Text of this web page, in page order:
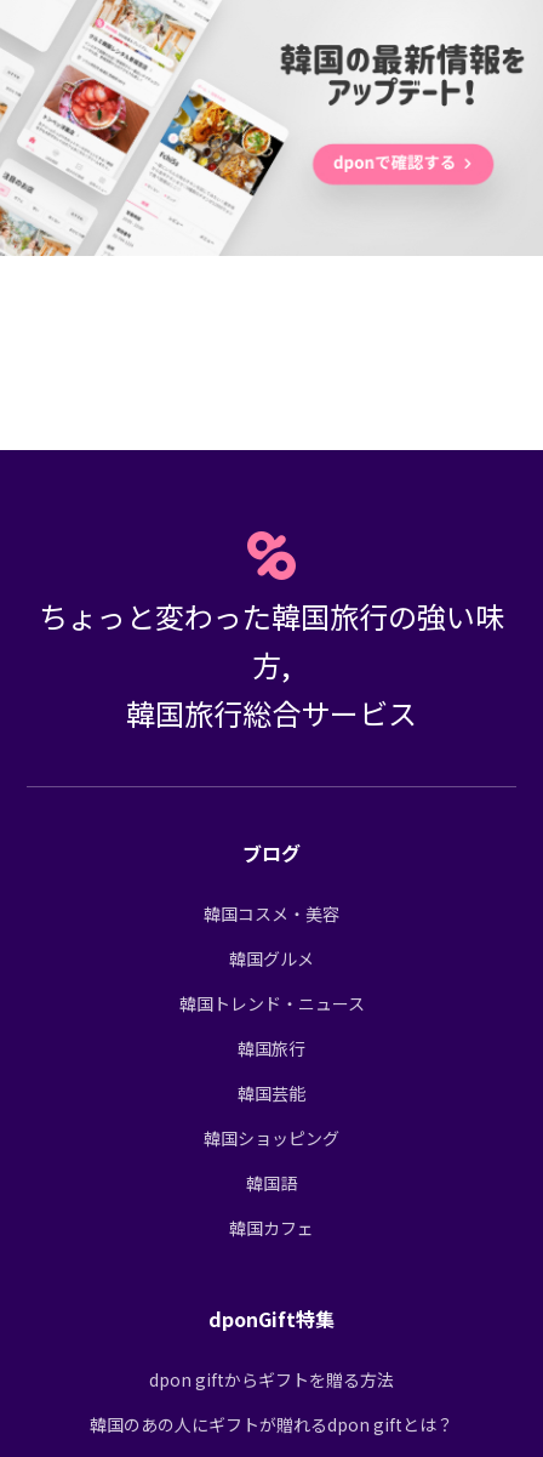
ちょっと変わった韓国旅行の強い味
方,
韓国旅行総合サービス
ブログ
韓国コスメ・美容
韓国グルメ
韓国トレンド・ニュース
韓国旅行
韓国芸能
韓国ショッピング
韓国語
韓国カフェ
dponGift特集
dpon giftからギフトを贈る方法
韓国のあの人にギフトが贈れるdpon giftとは？